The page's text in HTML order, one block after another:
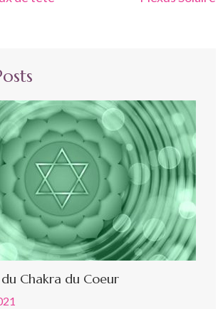
Chakra du Coeur